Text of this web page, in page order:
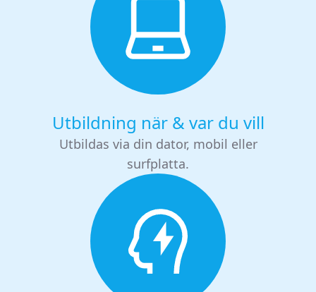
Utbildning när & var du vill
Utbildas via din dator, mobil eller
surfplatta.